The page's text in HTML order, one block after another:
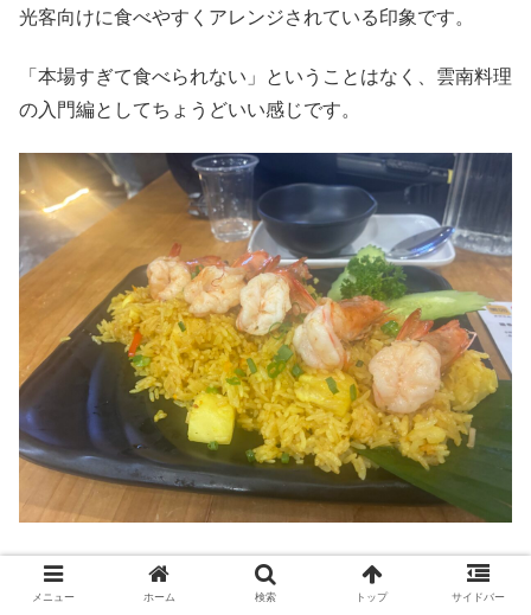
光客向けに食べやすくアレンジされている印象です。
「本場すぎて食べられない」ということはなく、雲南料理
の入門編としてちょうどいい感じです。
雲南省に暮らす全民族紹介（25民族）
メニュー ホーム 検索 トップ サイドバー